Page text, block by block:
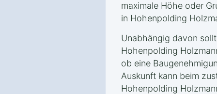
maximale Höhe oder
in Hohenpolding
Unabhängig davon
Hohenpolding
ob eine
Auskunft kann beim
Hohenpolding